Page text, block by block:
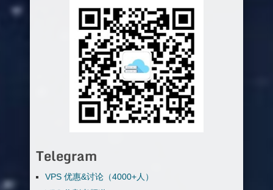
Telegram
VPS 优惠&讨论（4000+人）